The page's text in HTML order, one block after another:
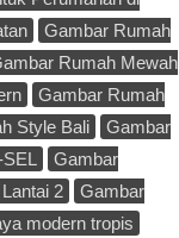
Gambar Rumah
Rumah Mewah
Gambar Rumah
Style Bali
Gambar
Gambar
2
Gambar
modern tropis